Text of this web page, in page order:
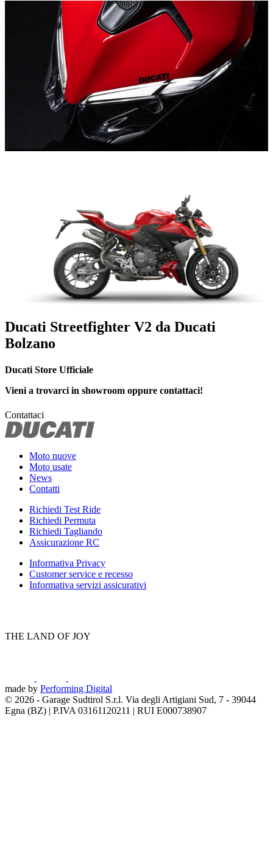
Ducati Streetfighter V2 da Ducati
Bolzano
Ducati Store Ufficiale
Vieni a trovarci in showroom oppure contattaci!
Contattaci
Moto nuove
Moto usate
News
Contatti
Richiedi Test Ride
Richiedi Permuta
Richiedi Tagliando
Assicurazione RC
Informativa Privacy
Customer service e recesso
Informativa servizi assicurativi
THE LAND OF JOY
made by Performing Digital
© 2026 - Garage Sudtirol S.r.l. Via degli Artigiani Sud, 7 - 39044
Egna (BZ) | P.IVA 03161120211 | RUI E000738907